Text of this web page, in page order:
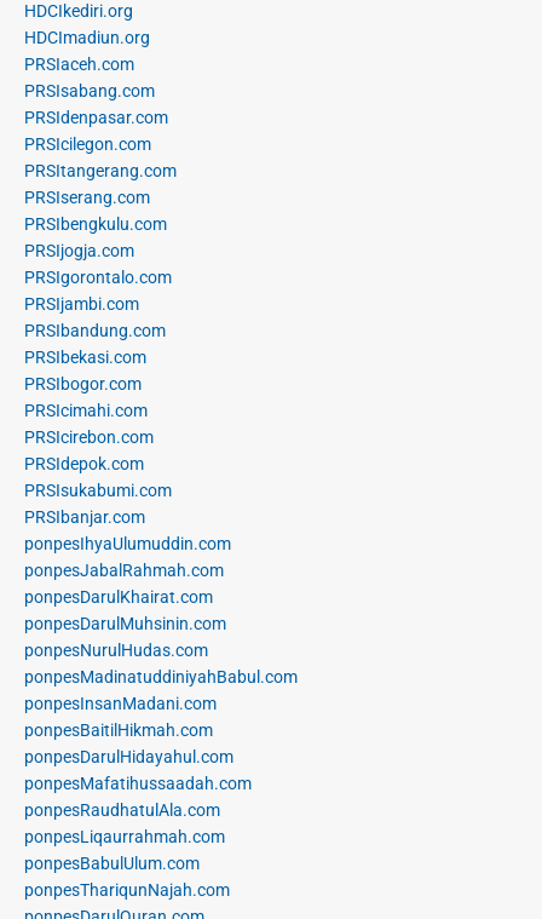
HDCIkediri.org
HDCImadiun.org
PRSIaceh.com
PRSIsabang.com
PRSIdenpasar.com
PRSIcilegon.com
PRSItangerang.com
PRSIserang.com
PRSIbengkulu.com
PRSIjogja.com
PRSIgorontalo.com
PRSIjambi.com
PRSIbandung.com
PRSIbekasi.com
PRSIbogor.com
PRSIcimahi.com
PRSIcirebon.com
PRSIdepok.com
PRSIsukabumi.com
PRSIbanjar.com
ponpesIhyaUlumuddin.com
ponpesJabalRahmah.com
ponpesDarulKhairat.com
ponpesDarulMuhsinin.com
ponpesNurulHudas.com
ponpesMadinatuddiniyahBabul.com
ponpesInsanMadani.com
ponpesBaitilHikmah.com
ponpesDarulHidayahul.com
ponpesMafatihussaadah.com
ponpesRaudhatulAla.com
ponpesLiqaurrahmah.com
ponpesBabulUlum.com
ponpesThariqunNajah.com